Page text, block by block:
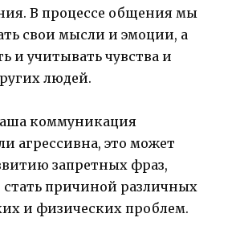
В процессе общения мы
свои мысли и эмоции, а
и учитывать чувства и
людей.
коммуникация
агрессивна, это может
запретных фраз,
стать причиной различных
и физических проблем.